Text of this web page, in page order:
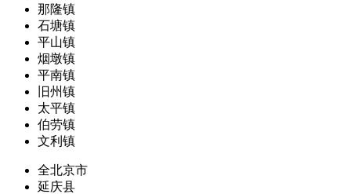
那隆镇
石塘镇
平山镇
烟墩镇
平南镇
旧州镇
太平镇
伯劳镇
文利镇
全北京市
延庆县